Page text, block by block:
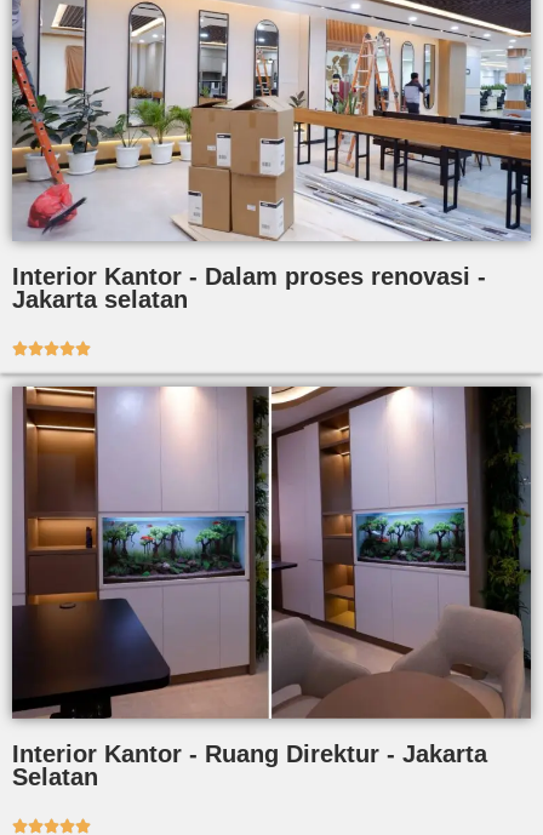
Interior Kantor - Dalam proses renovasi -
Jakarta selatan

Interior Kantor - Ruang Direktur - Jakarta
Selatan
